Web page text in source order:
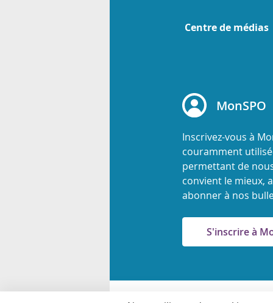
Centre de médias
MonSPO
Inscrivez-vous à
couramment
permettant de
convient le mieux,
abonner à nos
S'inscrire à